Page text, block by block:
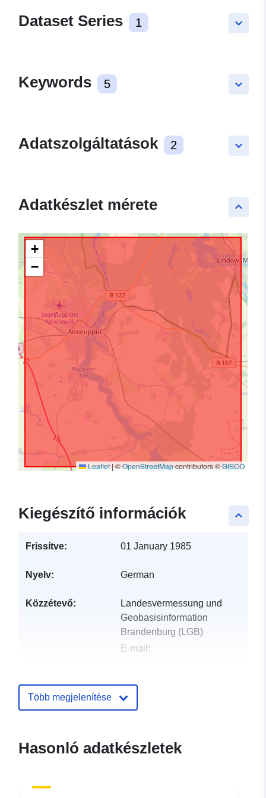
keyboard_arrow_down
Dataset Series 1
keyboard_arrow_down
Keywords 5
keyboard_arrow_down
Adatszolgáltatások 2
keyboard_arrow_up
Adatkészlet mérete
+
−
Leaflet|©OpenStreetMapcontributors ©GISCO
keyboard_arrow_up
Kiegészítő információk
Frissítve: 01 January 1985
Nyelv: German
Közzétevő:
Landesvermessung und
Geobasisinformation
Brandenburg (LGB)
E-mail:
Katalógus-
Hozzáadva a data.europa.eu-hoz:
August 2026
Térbeli:
Több megjelenítése
Hasonló adatkészletek